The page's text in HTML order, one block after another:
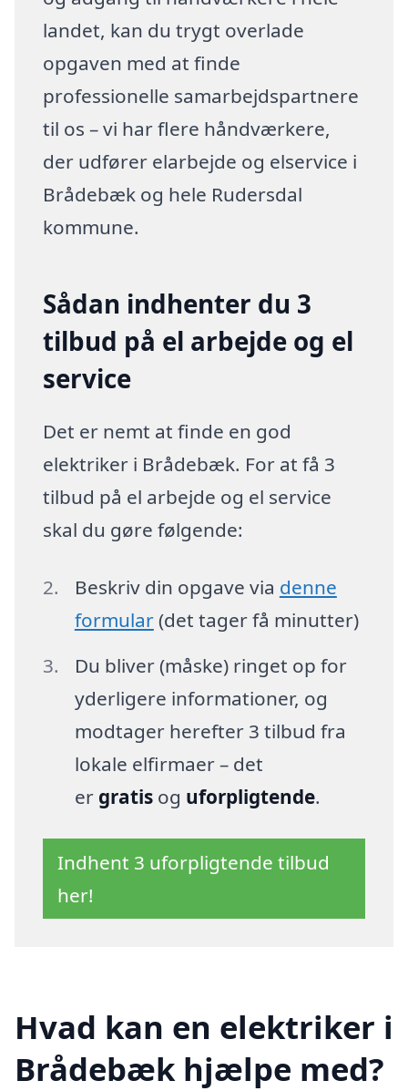
landet, kan du trygt overlade
opgaven med at finde
professionelle samarbejdspartnere
til os – vi har flere håndværkere,
der udfører elarbejde og elservice i
Brådebæk og hele Rudersdal
kommune.
Sådan indhenter du 3
tilbud på el arbejde og el
service
Det er nemt at finde en god
elektriker i Brådebæk. For at få 3
tilbud på el arbejde og el service
skal du gøre følgende:
Beskriv din opgave via denne
formular(det tager få minutter)
Du bliver (måske) ringet op for
yderligere informationer, og
modtager herefter 3 tilbud fra
lokale elfirmaer – det
er gratisog uforpligtende.
Indhent 3 uforpligtende tilbud
her!
Hvad kan en elektriker i
Brådebæk hjælpe med?